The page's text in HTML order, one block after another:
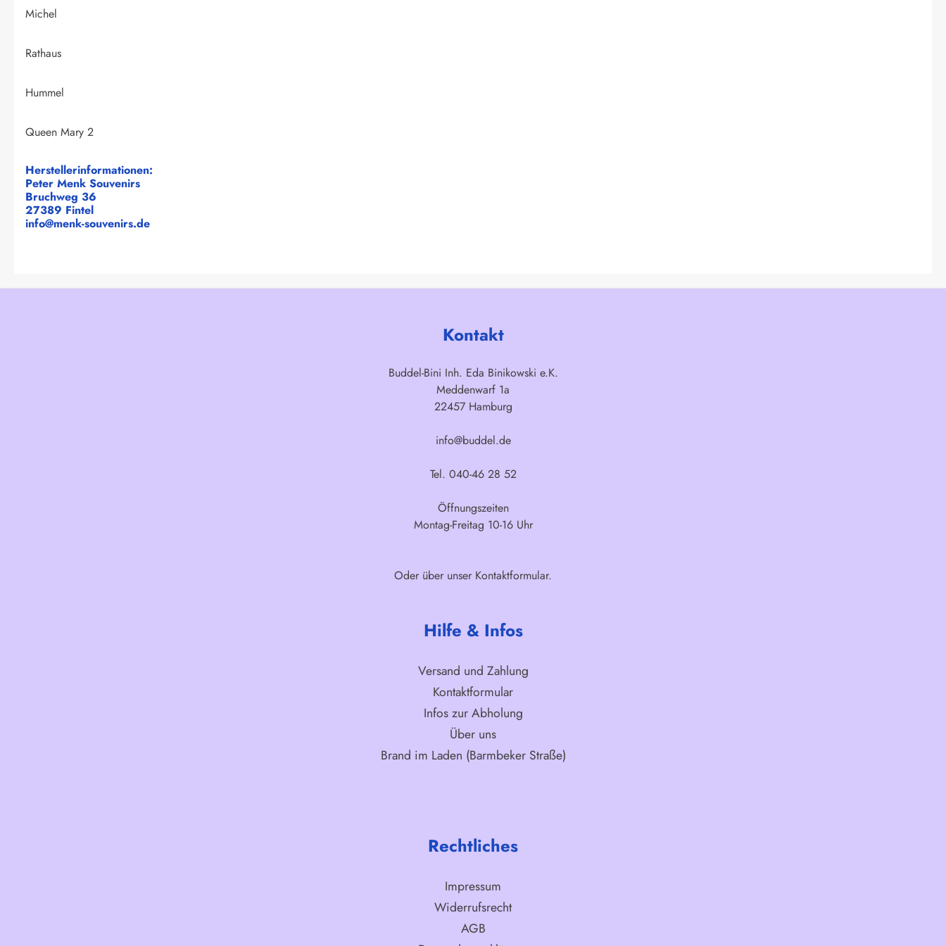
Michel
Rathaus
Hummel
Queen Mary 2
Herstellerinformationen:
Peter Menk Souvenirs
Bruchweg 36
27389 Fintel
info@menk-souvenirs.de
Kontakt
Buddel-Bini Inh. Eda Binikowski e.K.
Meddenwarf 1a
22457 Hamburg
info@buddel.de
Tel. 040-46 28 52
Öffnungszeiten
Montag-Freitag 10-16 Uhr
Oder über unser Kontaktformular.
Hilfe & Infos
Versand und Zahlung
Kontaktformular
Infos zur Abholung
Über uns
Brand im Laden (Barmbeker Straße)
Rechtliches
Impressum
Widerrufsrecht
AGB